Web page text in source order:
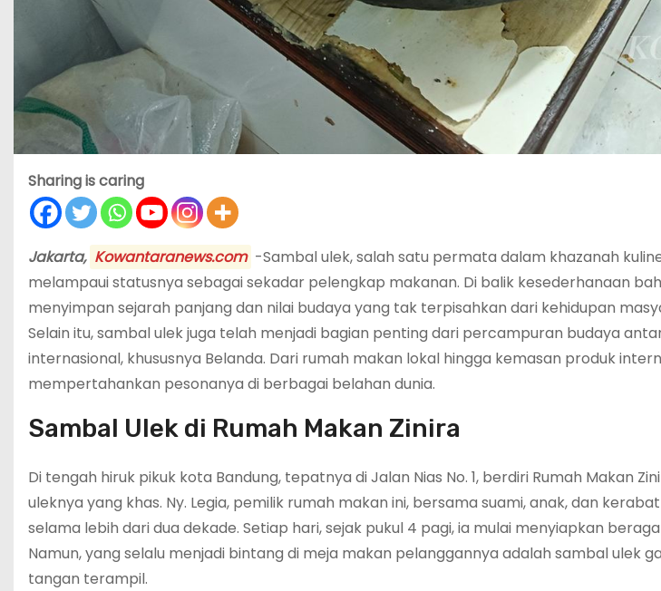
Sharing is caring
Jakarta, Kowantaranews.com -Sambal ulek, salah satu permata dalam khazanah
melampaui statusnya sebagai sekadar pelengkap makanan. Di balik kesederhanaan
menyimpan sejarah panjang dan nilai budaya yang tak terpisahkan dari kehidupan
Selain itu, sambal ulek juga telah menjadi bagian penting dari percampuran budaya
internasional, khususnya Belanda. Dari rumah makan lokal hingga kemasan produk
mempertahankan pesonanya di berbagai belahan dunia.
Sambal Ulek di Rumah Makan Zinira
Di tengah hiruk pikuk kota Bandung, tepatnya di Jalan Nias No. 1, berdiri Rumah Makan
uleknya yang khas. Ny. Legia, pemilik rumah makan ini, bersama suami, anak, dan
selama lebih dari dua dekade. Setiap hari, sejak pukul 4 pagi, ia mulai menyiapkan
Namun, yang selalu menjadi bintang di meja makan pelanggannya adalah sambal ulek
tangan terampil.